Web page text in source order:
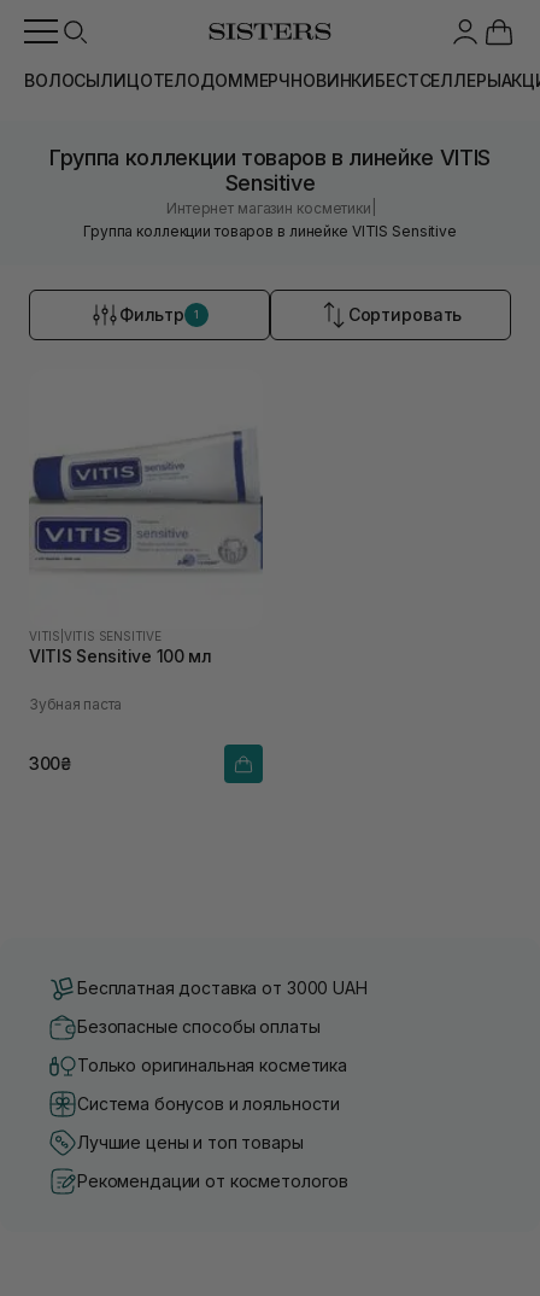
ВОЛОСЫЛИЦОТЕЛОДОММЕРЧНОВИНКИБЕСТСЕЛЛЕРЫ
Группа коллекции товаров в линейке VITIS
Sensitive
Интернет магазин косметики
Группа коллекции товаров в линейке VITIS Sensitive
Фильтр 1 Сортировать
VITIS VITIS SENSITIVE
VITIS Sensitive 100 мл
Зубная паста
300₴
Бесплатная доставка от 3000 UAH
Безопасные способы оплаты
Только оригинальная косметика
Система бонусов и лояльности
Лучшие цены и топ товары
Рекомендации от косметологов